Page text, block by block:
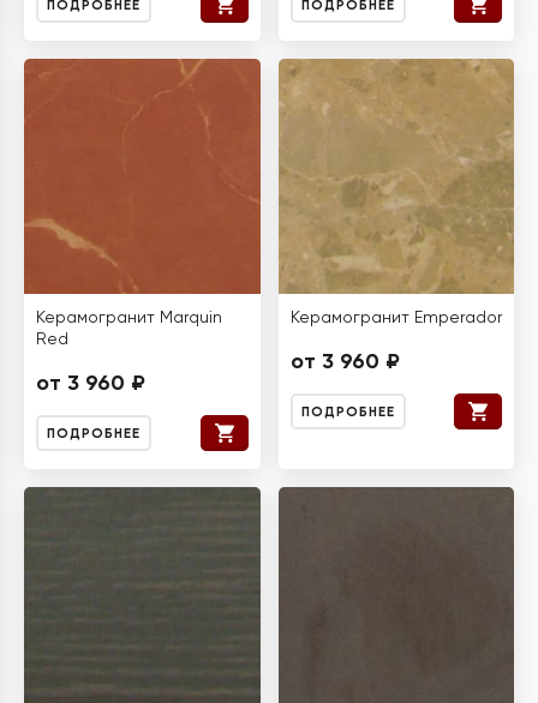
ПОДРОБНЕЕ ПОДРОБНЕЕ
Керамогранит Marquin
Red
от 3 960 ₽
ПОДРОБНЕЕ
Керамогранит Emperador
от 3 960 ₽
ПОДРОБНЕЕ